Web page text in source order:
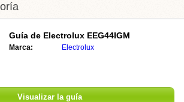
Guía de Electrolux EEG44IGM
Marca: Electrolux
Visualizar la guía